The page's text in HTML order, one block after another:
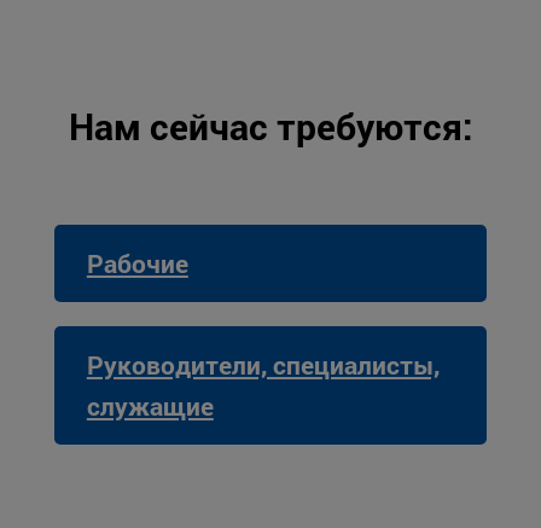
Нам сейчас требуются:
Рабочие
Руководители, специалисты,
служащие